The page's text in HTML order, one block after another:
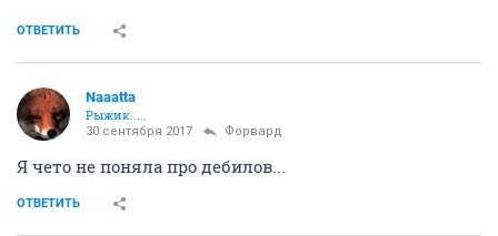
ОТВЕТИТЬ
Naaatta
Рыжик.....
30 сентября 2017 Форвард
Я чето не поняла про дебилов...
ОТВЕТИТЬ